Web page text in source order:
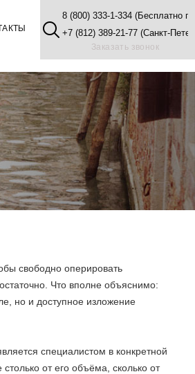
8 (800) 333-1-334 (Бесплатно
+7 (812) 389-21-77 (Санкт-
Заказать звонок
свободно оперировать
Что вполне объяснимо:
но и доступное изложение
специалистом в конкретной
от его объёма, сколько от